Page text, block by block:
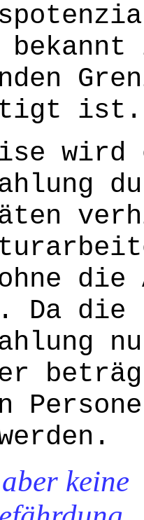
ist.
die
Da die
keine